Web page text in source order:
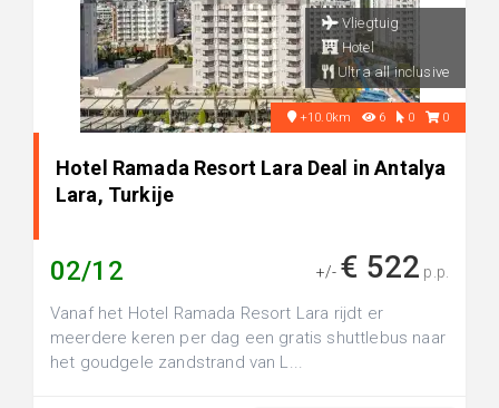
Vliegtuig
Hotel
Ultra all inclusive
+10.0km 6 0 0
Hotel Ramada Resort Lara Deal in Antalya
Lara, Turkije
02/12 +/- € 522 p.p.
Vanaf het Hotel Ramada Resort Lara rijdt er
meerdere keren per dag een gratis shuttlebus naar
het goudgele zandstrand van L...